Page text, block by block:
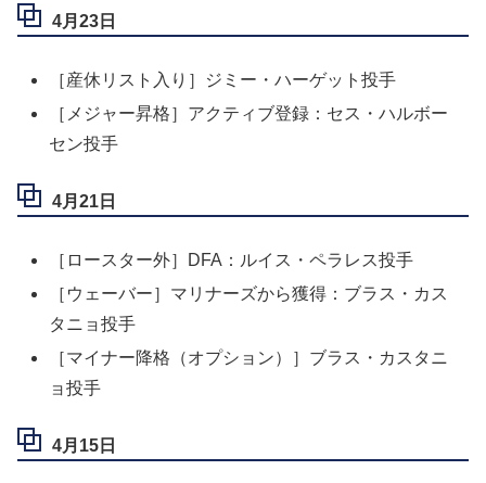
4月23日
［産休リスト入り］ジミー・ハーゲット投手
［メジャー昇格］アクティブ登録：セス・ハルボー
セン投手
4月21日
［ロースター外］DFA：ルイス・ペラレス投手
［ウェーバー］マリナーズから獲得：ブラス・カス
タニョ投手
［マイナー降格（オプション）］ブラス・カスタニ
ョ投手
4月15日